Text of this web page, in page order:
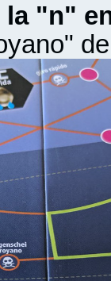
la "n"